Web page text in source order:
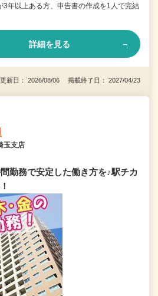
3年以上ある方、申告書の作成を1人で完結
詳細を見る
更新日： 2026/08/06 掲載終了日： 2027/04/23
支店
勤務で安定した働き方を♪駅チカ